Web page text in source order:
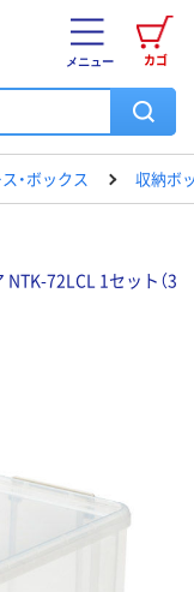
カゴ
メニュー
・ボックス 収納ボ
72LCL 1セット（3